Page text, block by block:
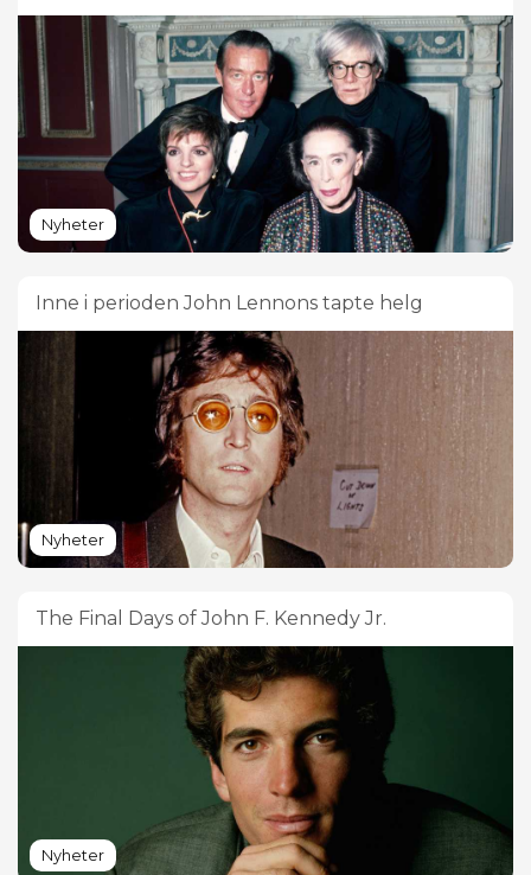
Nyheter
Inne i perioden John Lennons tapte helg
Nyheter
The Final Days of John F. Kennedy Jr.
Nyheter